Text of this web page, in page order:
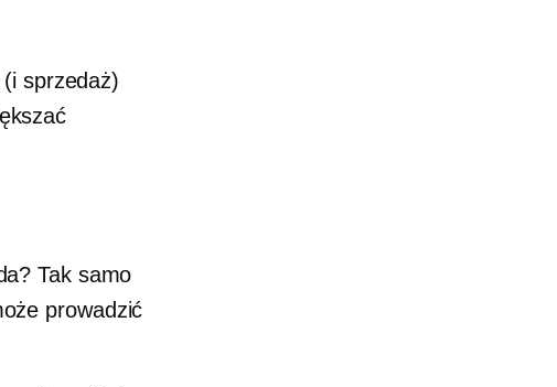
sprzedaż)
Tak samo
prowadzić